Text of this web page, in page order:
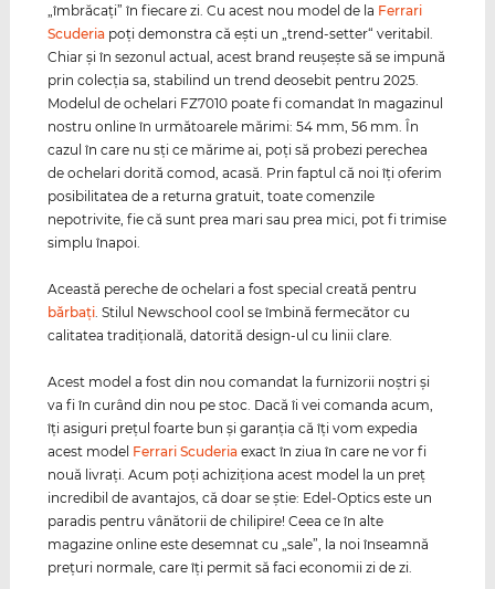
„îmbrăcaţi” în fiecare zi. Cu acest nou model de la Ferrari
Scuderia poţi demonstra că eşti un „trend-setter“ veritabil.
Chiar şi în sezonul actual, acest brand reuşeşte să se impună
prin colecţia sa, stabilind un trend deosebit pentru 2025.
Modelul de ochelari FZ7010 poate fi comandat în magazinul
nostru online în următoarele mărimi: 54 mm, 56 mm. În
cazul în care nu sţi ce mărime ai, poţi să probezi perechea
de ochelari dorită comod, acasă. Prin faptul că noi îţi oferim
posibilitatea de a returna gratuit, toate comenzile
nepotrivite, fie că sunt prea mari sau prea mici, pot fi trimise
simplu înapoi.
Această pereche de ochelari a fost special creată pentru
bărbaţi. Stilul Newschool cool se îmbină fermecător cu
calitatea tradiţională, datorită design-ul cu linii clare.
Acest model a fost din nou comandat la furnizorii noştri şi
va fi în curând din nou pe stoc. Dacă îi vei comanda acum,
îţi asiguri preţul foarte bun şi garanţia că îţi vom expedia
acest model Ferrari Scuderia exact în ziua în care ne vor fi
nouă livraţi. Acum poţi achiziţiona acest model la un preţ
incredibil de avantajos, că doar se ştie: Edel-Optics este un
paradis pentru vânătorii de chilipire! Ceea ce în alte
magazine online este desemnat cu „sale”, la noi înseamnă
preţuri normale, care îţi permit să faci economii zi de zi.